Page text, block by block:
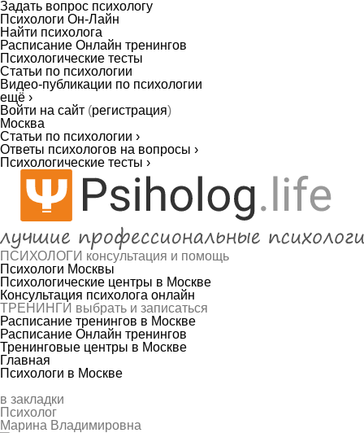
Задать вопрос психологу
Психологи Он-Лайн
Найти психолога
Расписание Онлайн тренингов
Психологические тесты
Статьи по психологии
Видео-публикации по психологии
ещё ›
Войти на сайт (регистрация)
Москва
Статьи по психологии ›
Ответы психологов на вопросы ›
Психологические тесты ›
ПСИХОЛОГИ консультация и помощь
Психологи Москвы
Психологические центры в Москве
Консультация психолога онлайн
ТРЕНИНГИ выбрать и записаться
Расписание тренингов в Москве
Расписание Онлайн тренингов
Тренинговые центры в Москве
Главная
Психологи в Москве
в закладки
Психолог
Марина Владимировна